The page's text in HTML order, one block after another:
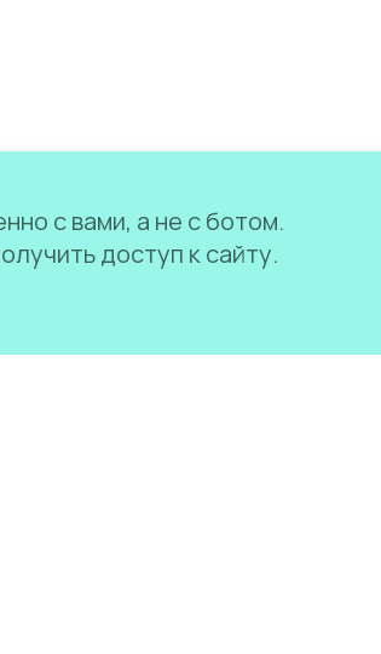
с вами, а не с ботом.
доступ к сайту.